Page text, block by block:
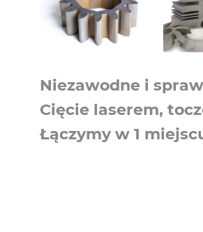
Niezawodne i
Cięcie laserem,
Łączymy w 1